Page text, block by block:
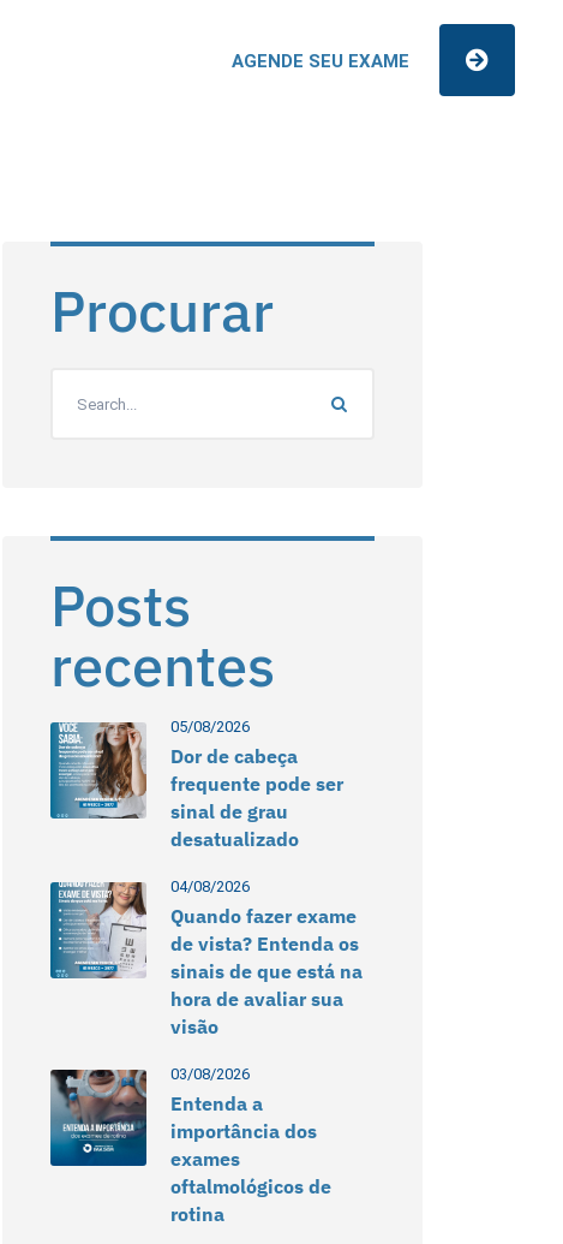
AGENDE SEU EXAME
Procurar
Posts
recentes
05/08/2026
Dor de cabeça
frequente pode ser
sinal de grau
desatualizado
04/08/2026
Quando fazer exame
de vista? Entenda os
sinais de que está na
hora de avaliar sua
visão
03/08/2026
Entenda a
importância dos
exames
oftalmológicos de
rotina